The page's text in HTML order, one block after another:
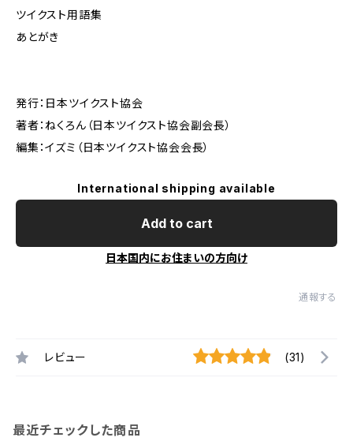
ツイクスト用語集
あとがき
発行：日本ツイクスト協会
著者：ねくろん（日本ツイクスト協会副会長）
編集：イズミ（日本ツイクスト協会会長）
International shipping available
Add to cart
日本国内にお住まいの方向け
通報する
レビュー (31)
最近チェックした商品